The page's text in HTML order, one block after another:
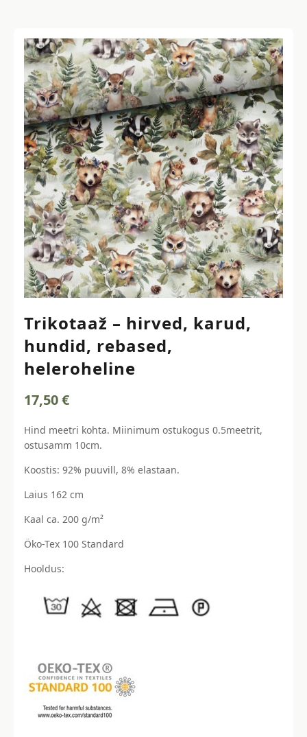
Trikotaaž – hirved, karud,
hundid, rebased,
heleroheline
17,50€
Hind meetri kohta. Miinimum ostukogus 0.5meetrit,
ostusamm 10cm.
Koostis: 92% puuvill, 8% elastaan.
Laius 162 cm
Kaal ca. 200 g/m²
Öko-Tex 100 Standard
Hooldus: